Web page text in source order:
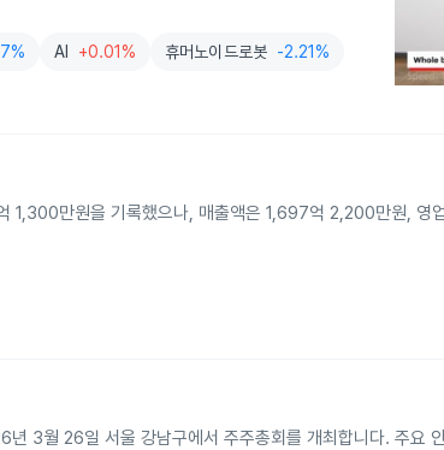
AI +0.01% 휴머노이드로봇 -2.21%
1,300만원을 기록했으나, 매출액은 1,697억 2,200만원, 영
3월 26일 서울 강남구에서 주주총회를 개최합니다. 주요